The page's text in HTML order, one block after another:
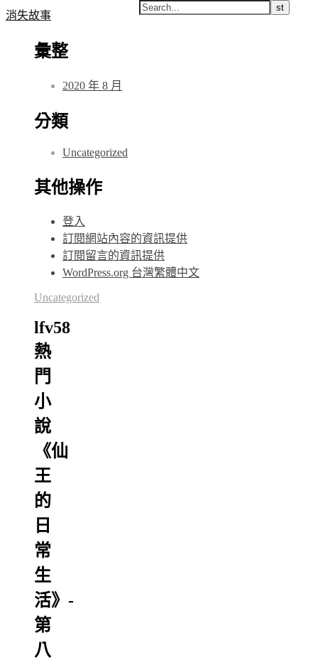
消失故事
彙整
2020 年 8 月
分類
Uncategorized
其他操作
登入
訂閱網站內容的資訊提供
訂閱留言的資訊提供
WordPress.org 台灣繁體中文
Uncategorized
lfv58
熱
門
小
說
《仙
王
的
日
常
生
活》-
第
八